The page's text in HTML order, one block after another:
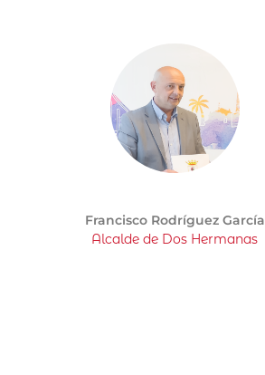
Francisco Rodríguez García
Alcalde de Dos Hermanas